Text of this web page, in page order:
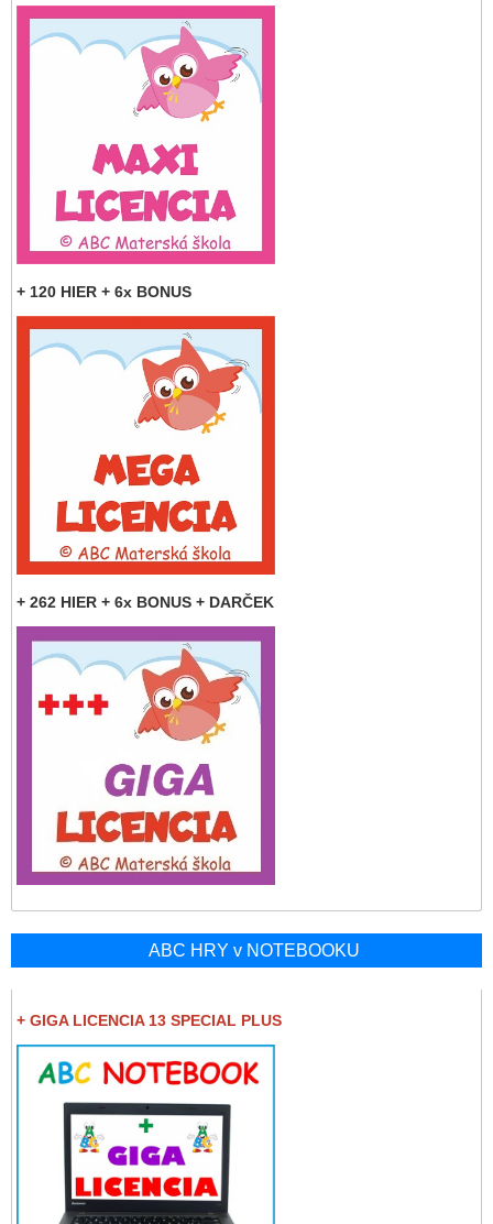
+ 120 HIER + 6x BONUS
+ 262 HIER + 6x BONUS + DARČEK
ABC HRY v NOTEBOOKU
+ GIGA LICENCIA 13 SPECIAL PLUS